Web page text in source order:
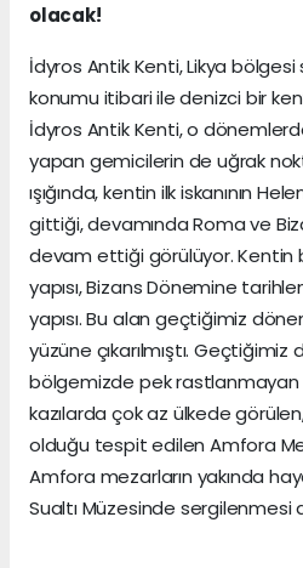
olacak!
İdyros Antik Kenti, Likya bölgesi
konumu itibari ile denizci bir
İdyros Antik Kenti, o
yapan gemicilerin de uğrak
ışığında, kentin ilk iskanının
gittiği, devamında Roma ve
devam ettiği görülüyor. Kentin
yapısı, Bizans Dönemine
yapısı. Bu alan geçtiğimiz
yüzüne çıkarılmıştı. Geçtiğimiz
bölgemizde pek rastlanmayan
kazılarda çok az ülkede
olduğu tespit edilen Amfora
Amfora mezarların yakında
Sualtı Müzesinde sergilenmesi